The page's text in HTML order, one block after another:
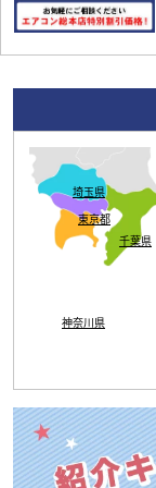
東京都
埼玉県
神奈川県
千葉県